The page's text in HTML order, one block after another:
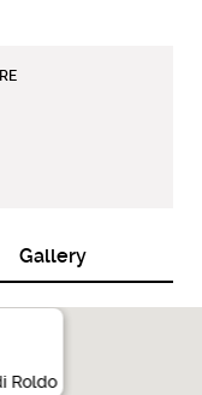
Gallery
Roldo